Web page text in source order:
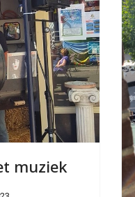
muziek